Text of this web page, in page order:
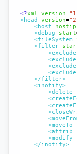
<?xml version=
<head version=
<host
hostip
<debug start
<fileSystem
<filter
<exclude
<exclude
<exclude
<exclude
</filter>
<inotify>
<delete
<moveTo
<attrib
<modify
</inotify>